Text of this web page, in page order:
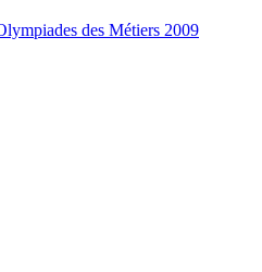
des Métiers 2009